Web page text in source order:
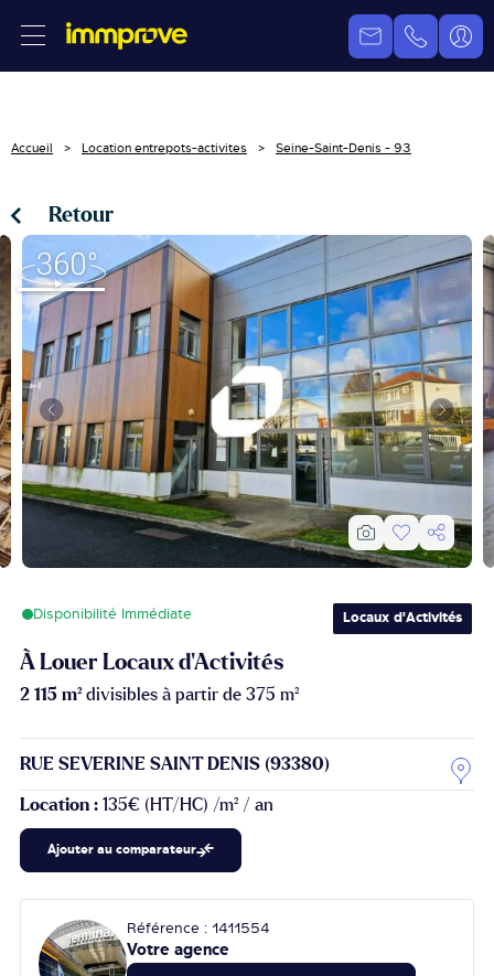
Accueil Location entrepots-activites Seine-Saint-Denis - 93
Retour
Disponibilité Immédiate Locaux d'Activités
À Louer Locaux d'Activités
2 115 m²divisibles à partir de 375 m²
RUE SEVERINE SAINT DENIS (93380)
Location : 135€ (HT/HC) /m² / an
Ajouter au comparateur
Référence : 1411554
Votre agence